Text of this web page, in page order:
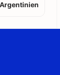
Argentinien